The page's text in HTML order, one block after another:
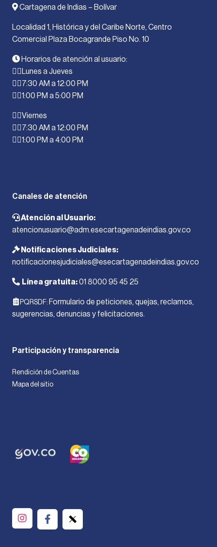
Cartagena de Indias – Bolívar
Localidad 1, Histórica y del Caribe Norte, Centro
Comercial Plaza Bocagrande Piso No. 10
Horarios de atención al usuario:
Lunes a Jueves
7:30 AM a 12:00 PM
1:00 PM a 5:00 PM
Viernes
7:30 AM a 12:00 PM
1:00 PM a 4:00 PM
Canales de atención
Atención al Usuario:
atencionusuario@adm.esecartagenadeindias.gov.co
Notificaciones Judiciales:
notificacionesjudiciales@esecartagenadeindias.gov.co
Línea gratuita:01 8000 95 45 25
PQRSDF: Formulario de peticiones, quejas, reclamos,
sugerencias, denuncias y felicitaciones.
Participación y transparencia
Rendición de Cuentas
Mapa del sitio